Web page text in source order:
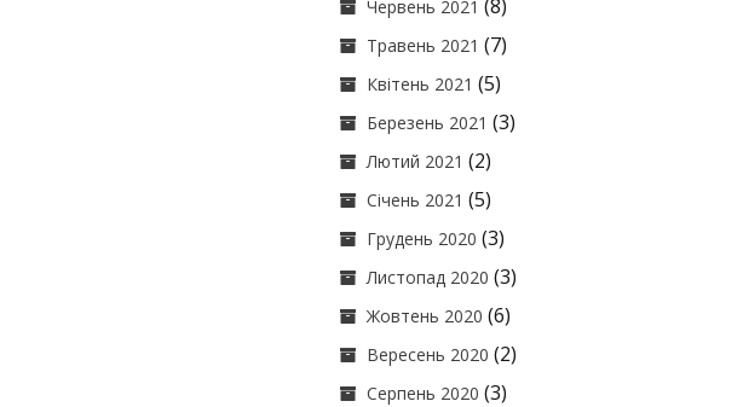
Червень 2021 (8)
Травень 2021 (7)
Квітень 2021 (5)
Березень 2021 (3)
Лютий 2021 (2)
Січень 2021 (5)
Грудень 2020 (3)
Листопад 2020 (3)
Жовтень 2020 (6)
Вересень 2020 (2)
Серпень 2020 (3)